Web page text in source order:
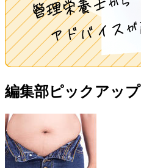
編集部ピックアップ